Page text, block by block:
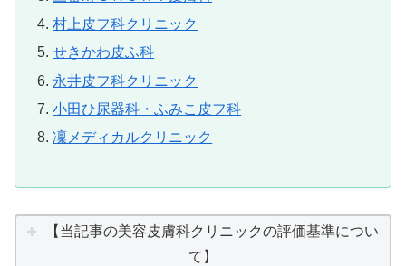
村上皮フ科クリニック
せきかわ皮ふ科
永井皮フ科クリニック
小田ひ尿器科・ふみこ皮フ科
凜メディカルクリニック
【当記事の美容皮膚科クリニックの評価基準につい
て】